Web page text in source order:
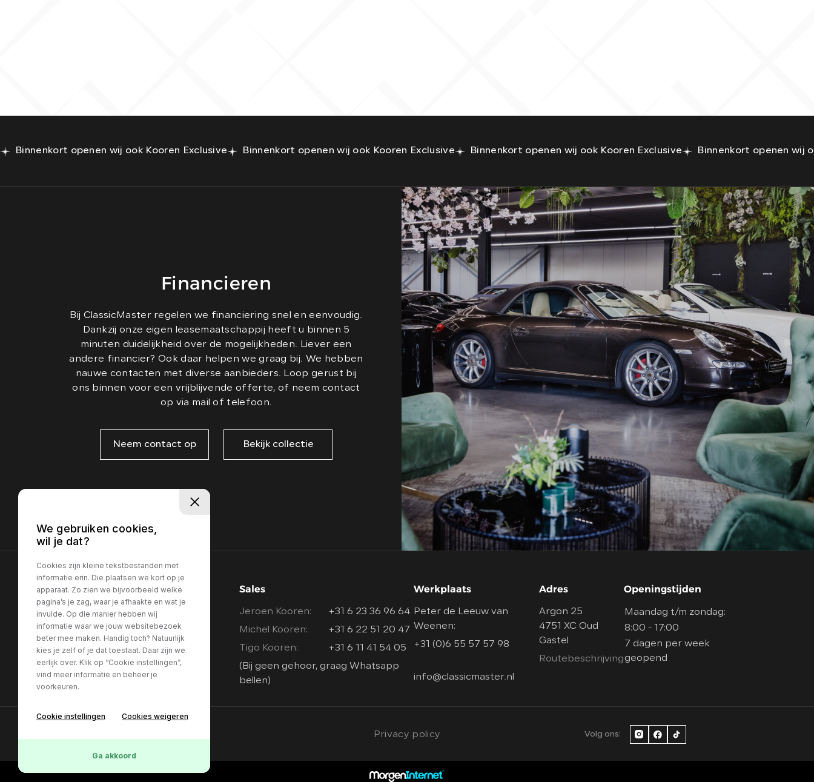
Binnenkort openen wij ook Kooren Exclusive Binnenkort openen wij ook Kooren Exclusive Binnenkort openen wij ook Kooren Exclusive Binnenkort openen wij
Financieren
Bij ClassicMaster regelen we financiering snel en eenvoudig.
Dankzij onze eigen leasemaatschappij heeft u binnen 5
minuten duidelijkheid over de mogelijkheden. Liever een
andere financier? Ook daar helpen we graag bij. We hebben
nauwe contacten met diverse aanbieders. Loop gerust bij
ons binnen voor een vrijblijvende offerte, of neem contact
op via mail of telefoon.
Neem contact op Bekijk collectie
Sales
Jeroen Kooren:
+31 6 23 36 96 64
Michel Kooren:
+31 6 22 51 20 47
Tigo Kooren:
+31 6 11 41 54 05
(Bij geen gehoor, graag Whatsapp
bellen)
Werkplaats
Peter de Leeuw van
Weenen:
+31 (0)6 55 57 57 98
info@classicmaster.nl
Adres
Argon 25
4751 XC Oud
Gastel
Routebeschrijving
Openingstijden
Maandag t/m zondag:
8:00 - 17:00
7 dagen per week
geopend
Privacy policy Volg ons:
We gebruiken cookies,
wil je dat?
Cookies zijn kleine tekstbestanden met
informatie erin. Die plaatsen we kort op je
apparaat. Zo zien we bijvoorbeeld welke
pagina’s je zag, waar je afhaakte en wat je
invulde. Op die manier hebben wij
informatie waar we jouw websitebezoek
beter mee maken. Handig toch? Natuurlijk
kies je zelf of je dat toestaat. Daar zijn we
eerlijk over. Klik op “Cookie instellingen”,
vind meer informatie en beheer je
voorkeuren.
Cookie instellingen Cookies weigeren
Ga akkoord